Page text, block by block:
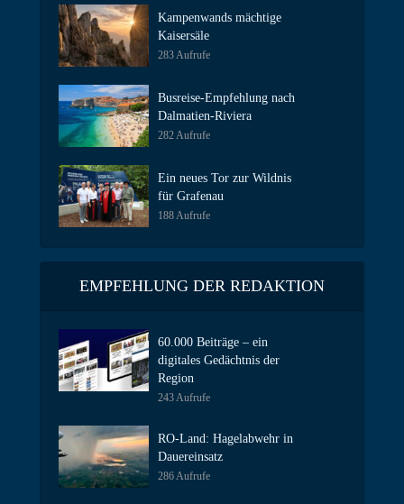
Kampenwands mächtige
Kaisersäle
283 Aufrufe
Busreise-Empfehlung nach
Dalmatien-Riviera
282 Aufrufe
Ein neues Tor zur Wildnis
für Grafenau
188 Aufrufe
EMPFEHLUNG DER REDAKTION
60.000 Beiträge – ein
digitales Gedächtnis der
Region
243 Aufrufe
RO-Land: Hagelabwehr in
Dauereinsatz
286 Aufrufe